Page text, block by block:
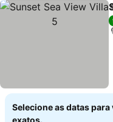
Selecione as datas
exatos.